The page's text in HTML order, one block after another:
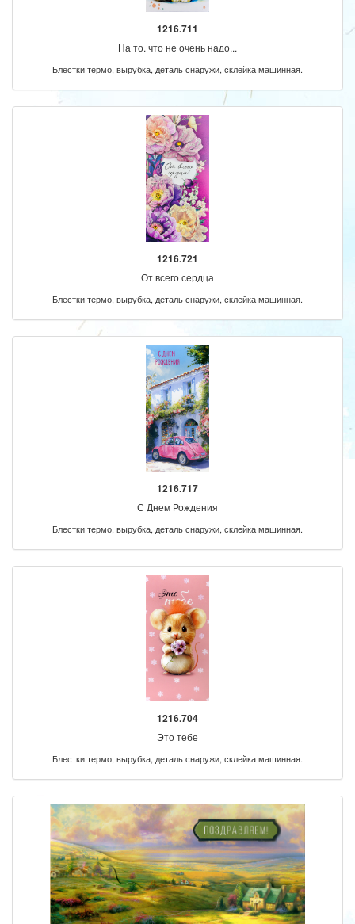
1216.711
На то, что не очень надо...
Блестки термо, вырубка, деталь снаружи, склейка машинная.
1216.721
От всего сердца
Блестки термо, вырубка, деталь снаружи, склейка машинная.
1216.717
С Днем Рождения
Блестки термо, вырубка, деталь снаружи, склейка машинная.
1216.704
Это тебе
Блестки термо, вырубка, деталь снаружи, склейка машинная.